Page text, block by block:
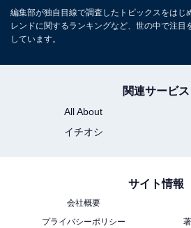
編集部が独自目線で調査したトピックスをはじ
レンドに関するランキングなど、世の中で注目
しています。
関連サービス
All About
イチオシ
サイト情報
会社概要
プライバシーポリシー